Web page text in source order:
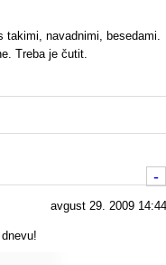
takimi, navadnimi, besedami.
Treba je čutit.
-
avgust 29. 2009 14:44